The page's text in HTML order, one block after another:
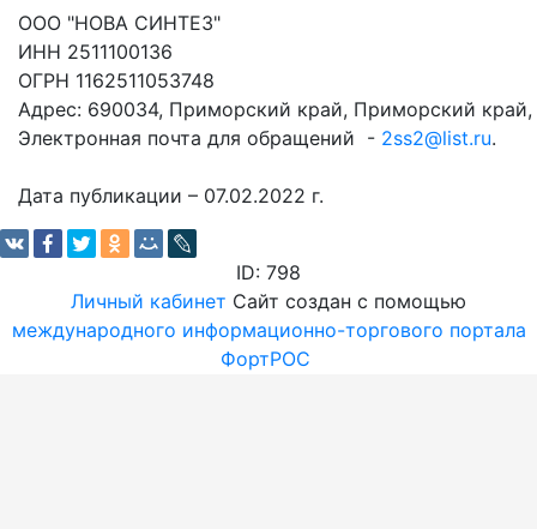
ООО "НОВА СИНТЕЗ"
ИНН 2511100136
ОГРН 1162511053748
Адрес: 690034, Приморский край, Приморский край,
Электронная почта для обращений - 2ss2@list.ru.
Дата публикации – 07.02.2022 г.
ID: 798
Личный кабинет Сайт создан с помощью
международного информационно-торгового портала
ФортРОС